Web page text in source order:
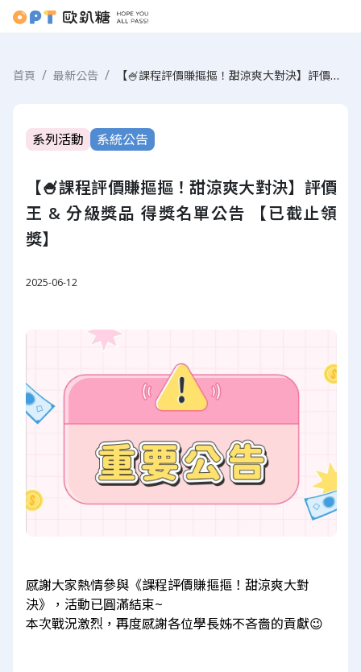
首頁 最新公告 【🍧課程評價賺摳摳！甜涼爽大對決】評價王 & 分級獎品 得獎名單公告 【已截止領獎】
系列活動 系統公告
【🍧課程評價賺摳摳！甜涼爽大對決】評價
王 & 分級獎品 得獎名單公告 【已截止領
獎】
2025-06-12
感謝大家熱情參與《課程評價賺摳摳！甜涼爽大對
決》，活動已圓滿結束~
本次戰況激烈，再度感謝各位學長姊不吝嗇的貢獻😉